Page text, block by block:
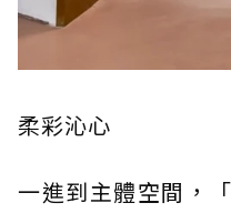
柔彩沁心
一進到主體空間，